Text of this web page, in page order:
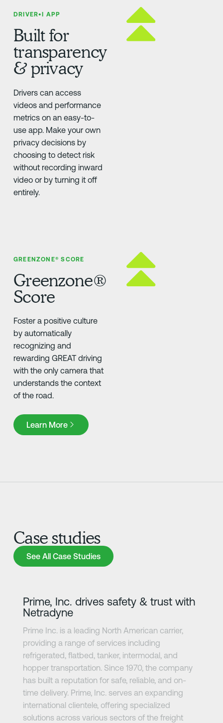
DRIVER•I APP
Built for
transparency
& privacy
Drivers can access
videos and performance
metrics on an easy-to-
use app. Make your own
privacy decisions by
choosing to detect risk
without recording inward
video or by turning it off
entirely.
GREENZONE® SCORE
Greenzone®
Score
Foster a positive culture
by automatically
recognizing and
rewarding GREAT driving
with the only camera that
understands the context
of the road.
Learn More
Learn More
Case studies
See All Case Studies
See All Case Studies
Prime, Inc. drives safety & trust with
Netradyne
Prime Inc. is a leading North American carrier,
providing a range of services including
refrigerated, flatbed, tanker, intermodal, and
hopper transportation. Since 1970, the company
has built a reputation for safe, reliable, and on-
time delivery. Prime, Inc. serves an expanding
international clientele, offering specialized
solutions across various sectors of the freight